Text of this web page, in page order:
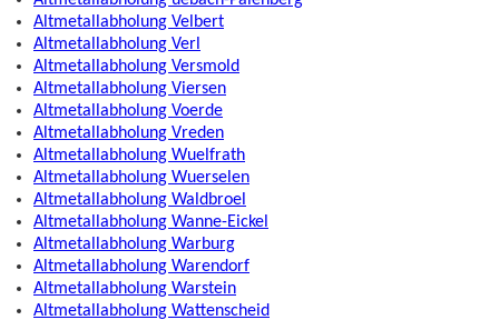
Altmetallabholung Velbert
Altmetallabholung Verl
Altmetallabholung Versmold
Altmetallabholung Viersen
Altmetallabholung Voerde
Altmetallabholung Vreden
Altmetallabholung Wuelfrath
Altmetallabholung Wuerselen
Altmetallabholung Waldbroel
Altmetallabholung Wanne-Eickel
Altmetallabholung Warburg
Altmetallabholung Warendorf
Altmetallabholung Warstein
Altmetallabholung Wattenscheid